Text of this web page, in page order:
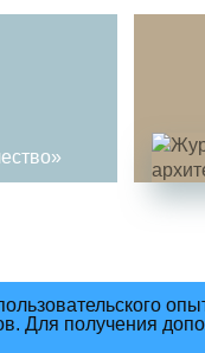
Для получения